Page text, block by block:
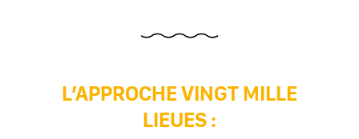
L’APPROCHE VINGT MILLE
LIEUES :